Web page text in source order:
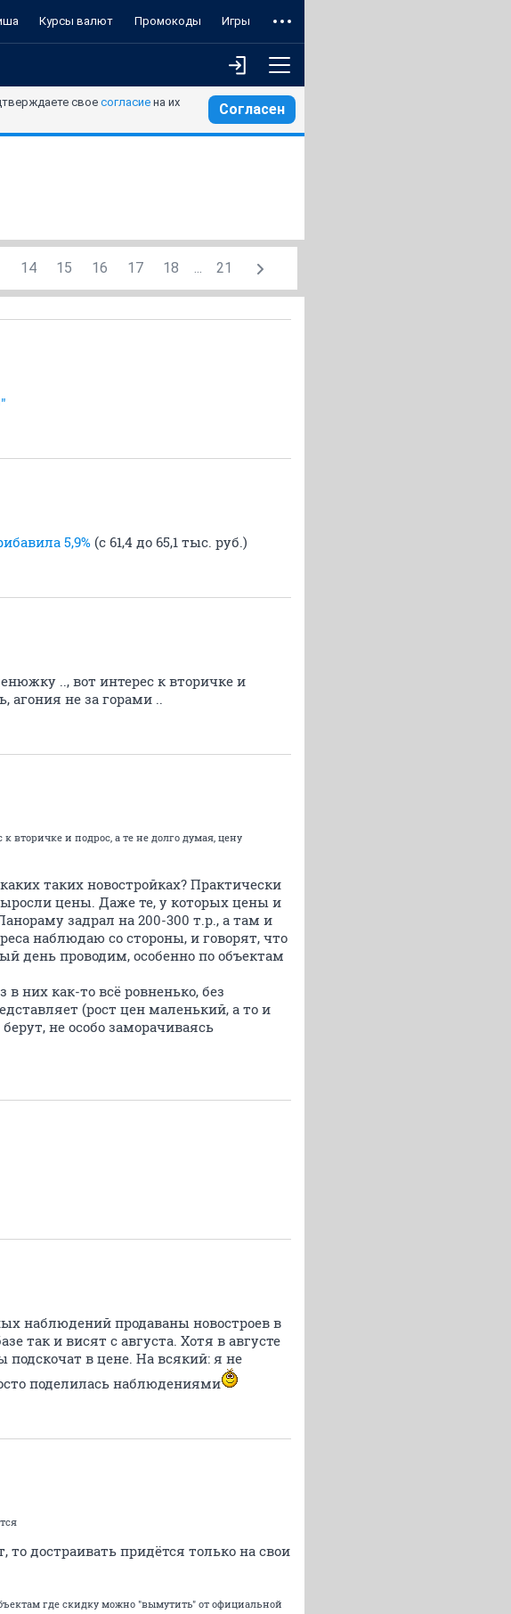
Курсы валют Промокоды Игры
свое согласие на их
Согласен
14 15 16 17 18 ... 21
5,9%(с 61,4 до 65,1 тыс. руб.)
.., вот интерес к вторичке и
агония не за горами ..
вторичке и подрос, а те не долго думая, цену
таких новостройках? Практически
цены. Даже те, у которых цены и
задрал на 200-300 т.р., а там и
наблюдаю со стороны, и говорят, что
день проводим, особенно по объектам
них как-то всё ровненько, без
(рост цен маленький, а то и
не особо заморачиваясь
наблюдений продаваны новостроев в
так и висят с августа. Хотя в августе
подскочат в цене. На всякий: я не
поделилась наблюдениями
достраивать придётся только на свои
где скидку можно "вымутить" от официальной